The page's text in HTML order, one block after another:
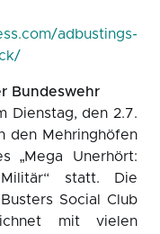
adbustings-
Bundeswehr
Dienstag, den 2.7.
den Mehringhöfen
„Mega Unerhört:
statt. Die
Social Club
mit vielen